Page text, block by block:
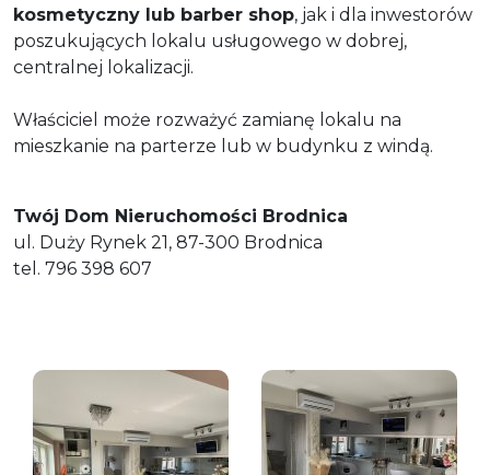
kosmetyczny lub barber shop, jak i dla inwestorów
poszukujących lokalu usługowego w dobrej,
centralnej lokalizacji.
Właściciel może rozważyć zamianę lokalu na
mieszkanie na parterze lub w budynku z windą.
Twój Dom Nieruchomości Brodnica
ul. Duży Rynek 21, 87-300 Brodnica
tel. 796 398 607